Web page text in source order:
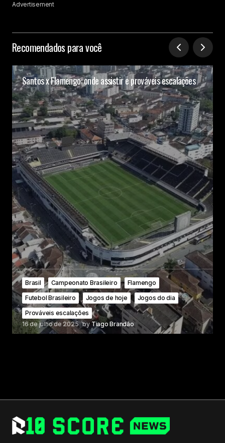
Advertisement
Recomendados para você
Santos x Flamengo: onde assistir e prováveis escalações
Brasil Campeonato Brasileiro
Flamengo
Futebol Brasileiro
Jogos de hoje
Jogos do dia
Prováveis escalações
16 de julho de 2025 by Tiago Brandão